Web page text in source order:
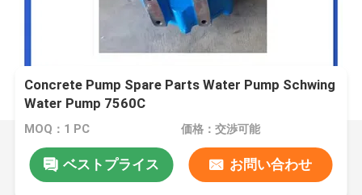
Concrete Pump Spare Parts Water Pump Schwing
Water Pump 7560C
MOQ：1 PC 価格：交渉可能
ベストプライス お問い合わせ